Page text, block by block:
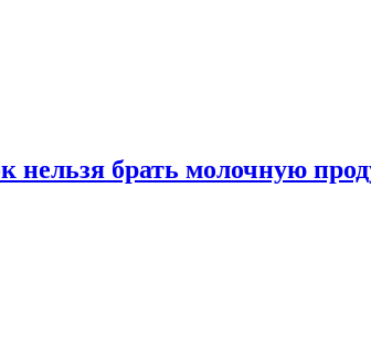
нельзя брать молочную